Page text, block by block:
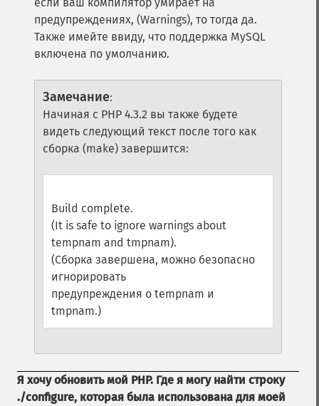
предупреждениях, (Warnings), то тогда да.
Также имейте ввиду, что поддержка MySQL
включена по умолчанию.
Замечание:
Начиная с PHP 4.3.2 вы также будете
видеть следующий текст после того как
сборка (make) завершится:
Build complete.
(It is safe to ignore warnings about
tempnam and tmpnam).
(Сборка завершена, можно безопасно
игнорировать
предупреждения о tempnam и
tmpnam.)
Я хочу обновить мой PHP. Где я могу найти строку
./configure, которая была использована для моей